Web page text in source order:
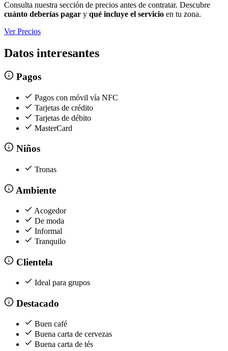
Consulta nuestra sección de precios antes de contratar. Descubre
cuánto deberías pagar y qué incluye el servicio en tu zona.
Ver Precios
Datos interesantes
Pagos
Pagos con móvil vía NFC
Tarjetas de crédito
Tarjetas de débito
MasterCard
Niños
Tronas
Ambiente
Acogedor
De moda
Informal
Tranquilo
Clientela
Ideal para grupos
Destacado
Buen café
Buena carta de cervezas
Buena carta de tés